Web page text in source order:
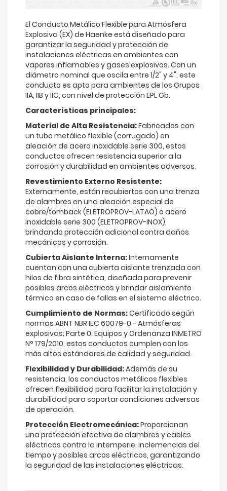
El Conducto Metálico Flexible para Atmósfera
Explosiva (EX) de Haenke está diseñado para
garantizar la seguridad y protección de
instalaciones eléctricas en ambientes con
vapores inflamables y gases explosivos. Con un
diámetro nominal que oscila entre 1/2" y 4", este
conducto es apto para ambientes de los Grupos
IIA, IIB y IIC, con nivel de protección EPL Gb.
Características principales:
Material de Alta Resistencia:Fabricados con
un tubo metálico flexible (corrugado) en
aleación de acero inoxidable serie 300, estos
conductos ofrecen resistencia superior a la
corrosión y durabilidad en ambientes adversos.
Revestimiento Externo Resistente:
Externamente, están recubiertos con una trenza
de alambres en una aleación especial de
cobre/tomback (ELETROPROV-LATAO) o acero
inoxidable serie 300 (ELETROPROV-INOX),
brindando protección adicional contra daños
mecánicos y corrosión.
Cubierta Aislante Interna:Internamente
cuentan con una cubierta aislante trenzada con
hilos de fibra sintética, diseñada para prevenir
posibles arcos eléctricos y brindar aislamiento
térmico en caso de fallas en el sistema eléctrico.
Cumplimiento de Normas:Certificado según
normas ABNT NBR IEC 60079-0 - Atmósferas
explosivas; Parte 0: Equipos y Ordenanza INMETRO
N° 179/2010, estos conductos cumplen con los
más altos estándares de calidad y seguridad.
Flexibilidad y Durabilidad:Además de su
resistencia, los conductos metálicos flexibles
ofrecen flexibilidad para facilitar la instalación y
durabilidad para soportar condiciones adversas
de operación.
Protección Electromecánica:Proporcionan
una protección efectiva de alambres y cables
eléctricos contra la intemperie, inclemencias del
tiempo y posibles arcos eléctricos, garantizando
la seguridad de las instalaciones eléctricas.